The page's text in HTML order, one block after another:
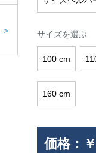
> サイズを選ぶ
100 cm
160 cm
価格：